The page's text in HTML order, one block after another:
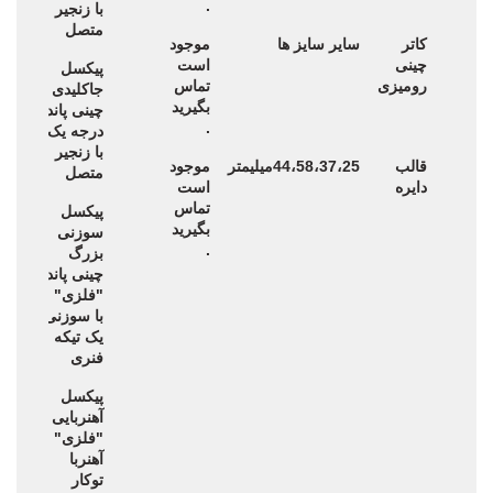
.
کاتر
چینی
رومیزی
سایر سایز ها
موجود
است
تماس
بگیرید
.
قالب
دایره
44،58،37،25میلیمتر
موجود
است
تماس
بگیرید
.
با زنجیر
متصل
پیکسل
جاکلیدی
چینی پاندا
درجه یک
با زنجیر
متصل
پیکسل
سوزنی
بزرگ
چینی پاندا
"فلزی"
با سوزنی
یک تیکه
فنری
پیکسل
آهنربایی
"فلزی"
آهنربا
توکار